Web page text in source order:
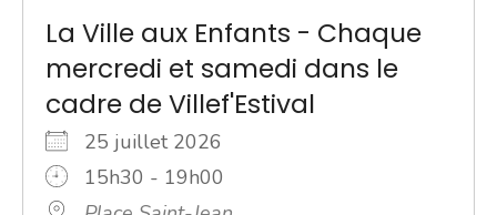
La Ville aux Enfants - Chaque
mercredi et samedi dans le
cadre de Villef'Estival
25 juillet 2026
15h30 - 19h00